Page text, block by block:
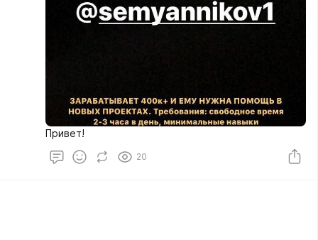
Привет!
20